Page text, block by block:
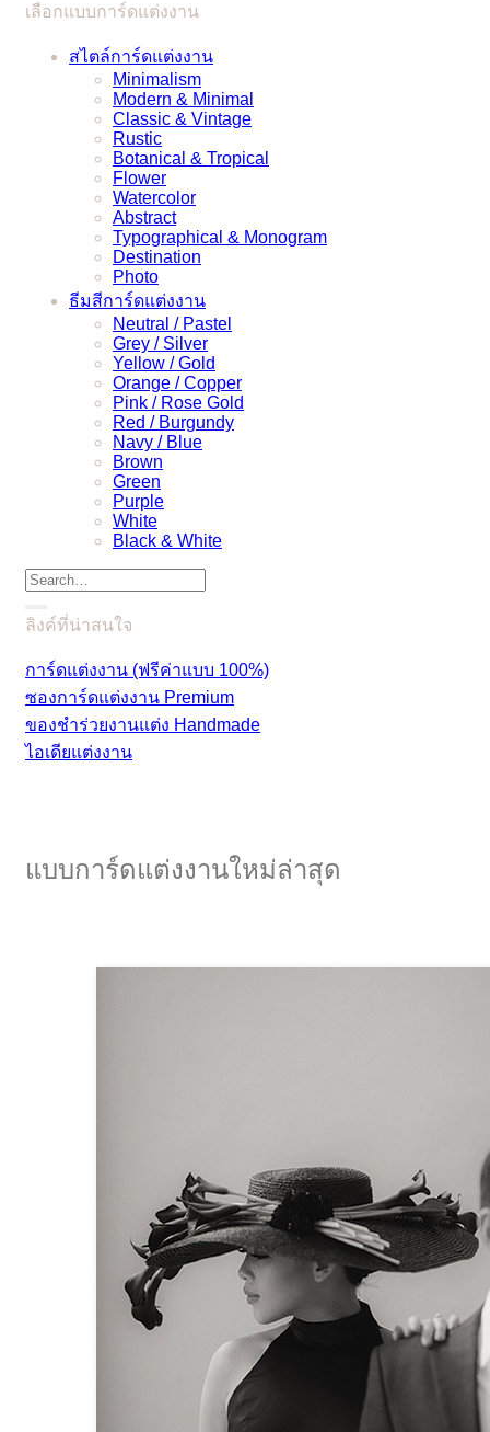
ง่ายๆ
เลือกแบบการ์ดแต่งงาน
สไตล์การ์ดแต่งงาน
Minimalism
Modern & Minimal
Classic & Vintage
Rustic
Botanical & Tropical
Flower
Watercolor
Abstract
Typographical & Monogram
Destination
Photo
ธีมสีการ์ดแต่งงาน
Neutral / Pastel
Grey / Silver
Yellow / Gold
Orange / Copper
Pink / Rose Gold
Red / Burgundy
Navy / Blue
Brown
Green
Purple
White
Black & White
ลิงค์ที่น่าสนใจ
การ์ดแต่งงาน (ฟรีค่าแบบ 100%)
ซองการ์ดแต่งงาน Premium
ของชำร่วยงานแต่ง Handmade
ไอเดียแต่งงาน
แบบการ์ดแต่งงานใหม่ล่าสุด